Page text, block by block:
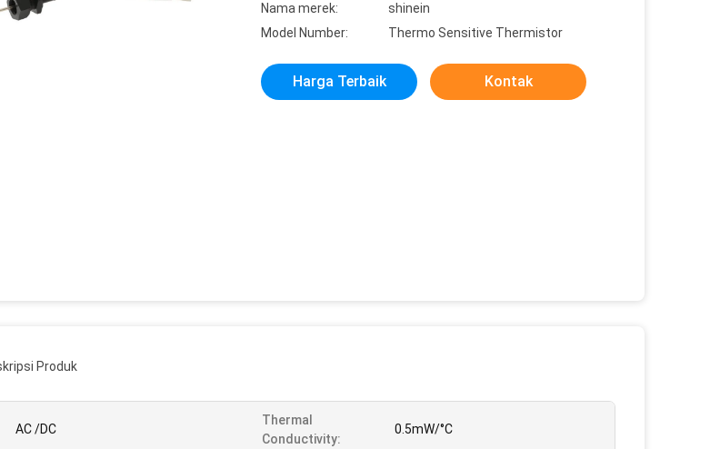
Nama merek:
shinein
Model Number:
Thermo Sensitive Thermistor
Harga Terbaik Kontak
Produk
AC /DC
Thermal
Conductivity:
0.5mW/°C